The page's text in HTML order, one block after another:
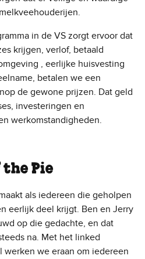
in de VS zorgt ervoor dat
krijgen, verlof, betaald
, eerlijke huisvesting
betalen we een
de gewone prijzen. Dat geld
investeringen en
werkomstandigheden.
the Pie
als iedereen die geholpen
eerlijk deel krijgt. Ben en Jerry
op die gedachte, en dat
na. Met het linked
werken we eraan om iedereen